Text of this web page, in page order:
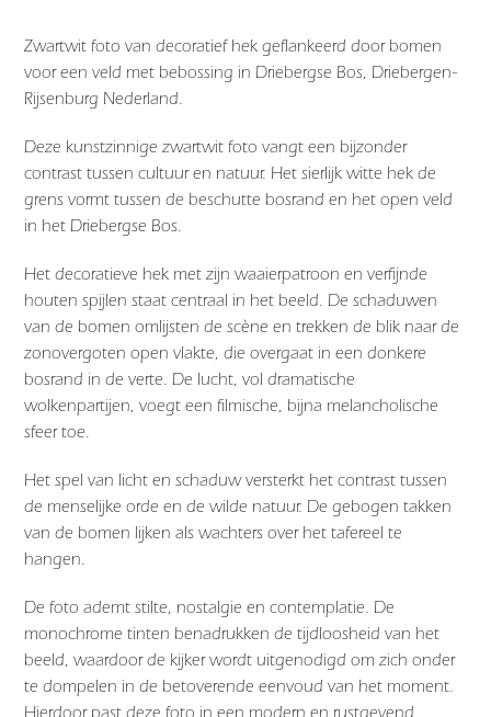
Zwartwit foto van decoratief hek geflankeerd door bomen
voor een veld met bebossing in Driebergse Bos, Driebergen-
Rijsenburg Nederland.
Deze kunstzinnige zwartwit foto vangt een bijzonder
contrast tussen cultuur en natuur. Het sierlijk witte hek de
grens vormt tussen de beschutte bosrand en het open veld
in het Driebergse Bos.
Het decoratieve hek met zijn waaierpatroon en verfijnde
houten spijlen staat centraal in het beeld. De schaduwen
van de bomen omlijsten de scène en trekken de blik naar de
zonovergoten open vlakte, die overgaat in een donkere
bosrand in de verte. De lucht, vol dramatische
wolkenpartijen, voegt een filmische, bijna melancholische
sfeer toe.
Het spel van licht en schaduw versterkt het contrast tussen
de menselijke orde en de wilde natuur. De gebogen takken
van de bomen lijken als wachters over het tafereel te
hangen.
De foto ademt stilte, nostalgie en contemplatie. De
monochrome tinten benadrukken de tijdloosheid van het
beeld, waardoor de kijker wordt uitgenodigd om zich onder
te dompelen in de betoverende eenvoud van het moment.
Hierdoor past deze foto in een modern en rustgevend